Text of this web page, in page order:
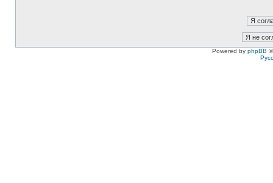
Powered by phpBB